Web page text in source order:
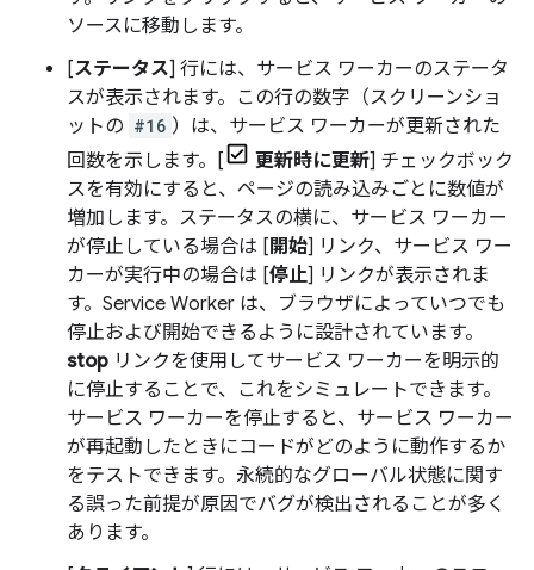
ソースに移動します。
[ステータス] 行には、サービス ワーカーのステータ
スが表示されます。この行の数字（スクリーンショ
ットの #16 ）は、サービス ワーカーが更新された
回数を示します。[
更新時に更新] チェックボック
スを有効にすると、ページの読み込みごとに数値が
増加します。ステータスの横に、サービス ワーカー
が停止している場合は [ 開始] リンク、サービス ワー
カーが実行中の場合は [停止] リンクが表示されま
す。Service Worker は、ブラウザによっていつでも
停止および開始できるように設計されています。
stop リンクを使用してサービス ワーカーを明示的
に停止することで、これをシミュレートできます。
サービス ワーカーを停止すると、サービス ワーカー
が再起動したときにコードがどのように動作するか
をテストできます。永続的なグローバル状態に関す
る誤った前提が原因でバグが検出されることが多く
あります。